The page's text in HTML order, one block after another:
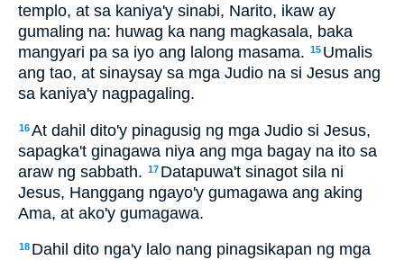
templo, at sa kaniya'y sinabi, Narito, ikaw ay
gumaling na: huwag ka nang magkasala, baka
mangyari pa sa iyo ang lalong masama. 15 Umalis
ang tao, at sinaysay sa mga Judio na si Jesus ang
sa kaniya'y nagpagaling.
16At dahil dito'y pinagusig ng mga Judio si Jesus,
sapagka't ginagawa niya ang mga bagay na ito sa
araw ng sabbath. 17 Datapuwa't sinagot sila ni
Jesus, Hanggang ngayo'y gumagawa ang aking
Ama, at ako'y gumagawa.
18 Dahil dito nga'y lalo nang pinagsikapan ng mga